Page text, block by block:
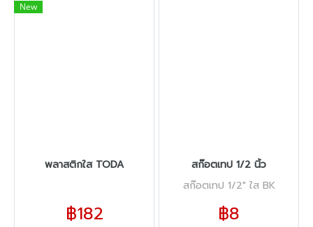
New
พลาสติกใส TODA
฿182
สก๊อตเทป 1/2 นิ้ว
สก๊อตเทป 1/2" ใส BK
฿8